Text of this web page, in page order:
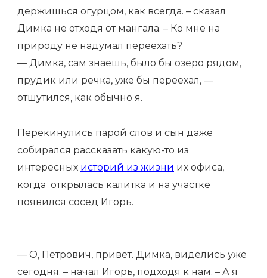
держишься огурцом, как всегда. – сказал
Димка не отходя от мангала. – Ко мне на
природу не надумал переехать?
— Димка, сам знаешь, было бы озеро рядом,
прудик или речка, уже бы переехал, —
отшутился, как обычно я.
Перекинулись парой слов и сын даже
собирался рассказать какую-то из
интересных историй из жизни их офиса,
когда открылась калитка и на участке
появился сосед Игорь.
— О, Петрович, привет. Димка, виделись уже
сегодня. – начал Игорь, подходя к нам. – А я